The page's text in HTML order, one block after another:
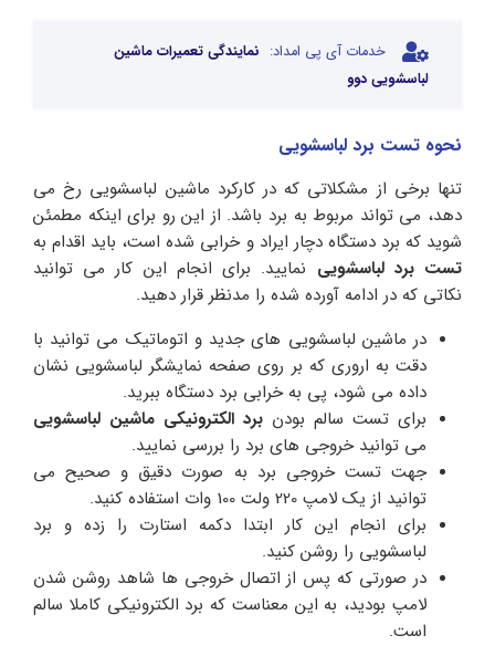
خدمات آی پی امداد: نمایندگی تعمیرات ماشین
لباسشویی دوو
نحوه تست برد لباسشویی
تنها برخی از مشکلاتی که در کارکرد ماشین لباسشویی رخ می
دهد، می تواند مربوط به برد باشد. از این رو برای اینکه مطمئن
شوید که برد دستگاه دچار ایراد و خرابی شده است، باید اقدام به
تست برد لباسشویی نمایید. برای انجام این کار می توانید
نکاتی که در ادامه آورده شده را مدنظر قرار دهید.
در ماشین لباسشویی های جدید و اتوماتیک می توانید با
دقت به اروری که بر روی صفحه نمایشگر لباسشویی نشان
داده می شود، پی به خرابی برد دستگاه ببرید.
برای تست سالم بودن برد الکترونیکی ماشین لباسشویی
می توانید خروجی های برد را بررسی نمایید.
جهت تست خروجی برد به صورت دقیق و صحیح می
توانید از یک لامپ 220 ولت 100 وات استفاده کنید.
برای انجام این کار ابتدا دکمه استارت را زده و برد
لباسشویی را روشن کنید.
در صورتی که پس از اتصال خروجی ها شاهد روشن شدن
لامپ بودید، به این معناست که برد الکترونیکی کاملا سالم
است.